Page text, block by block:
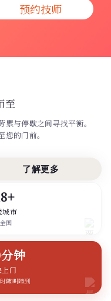
预约技师
至
与停歇之间寻找平衡。
的门前。
了解更多
城市
国
钟
门
随叫随到